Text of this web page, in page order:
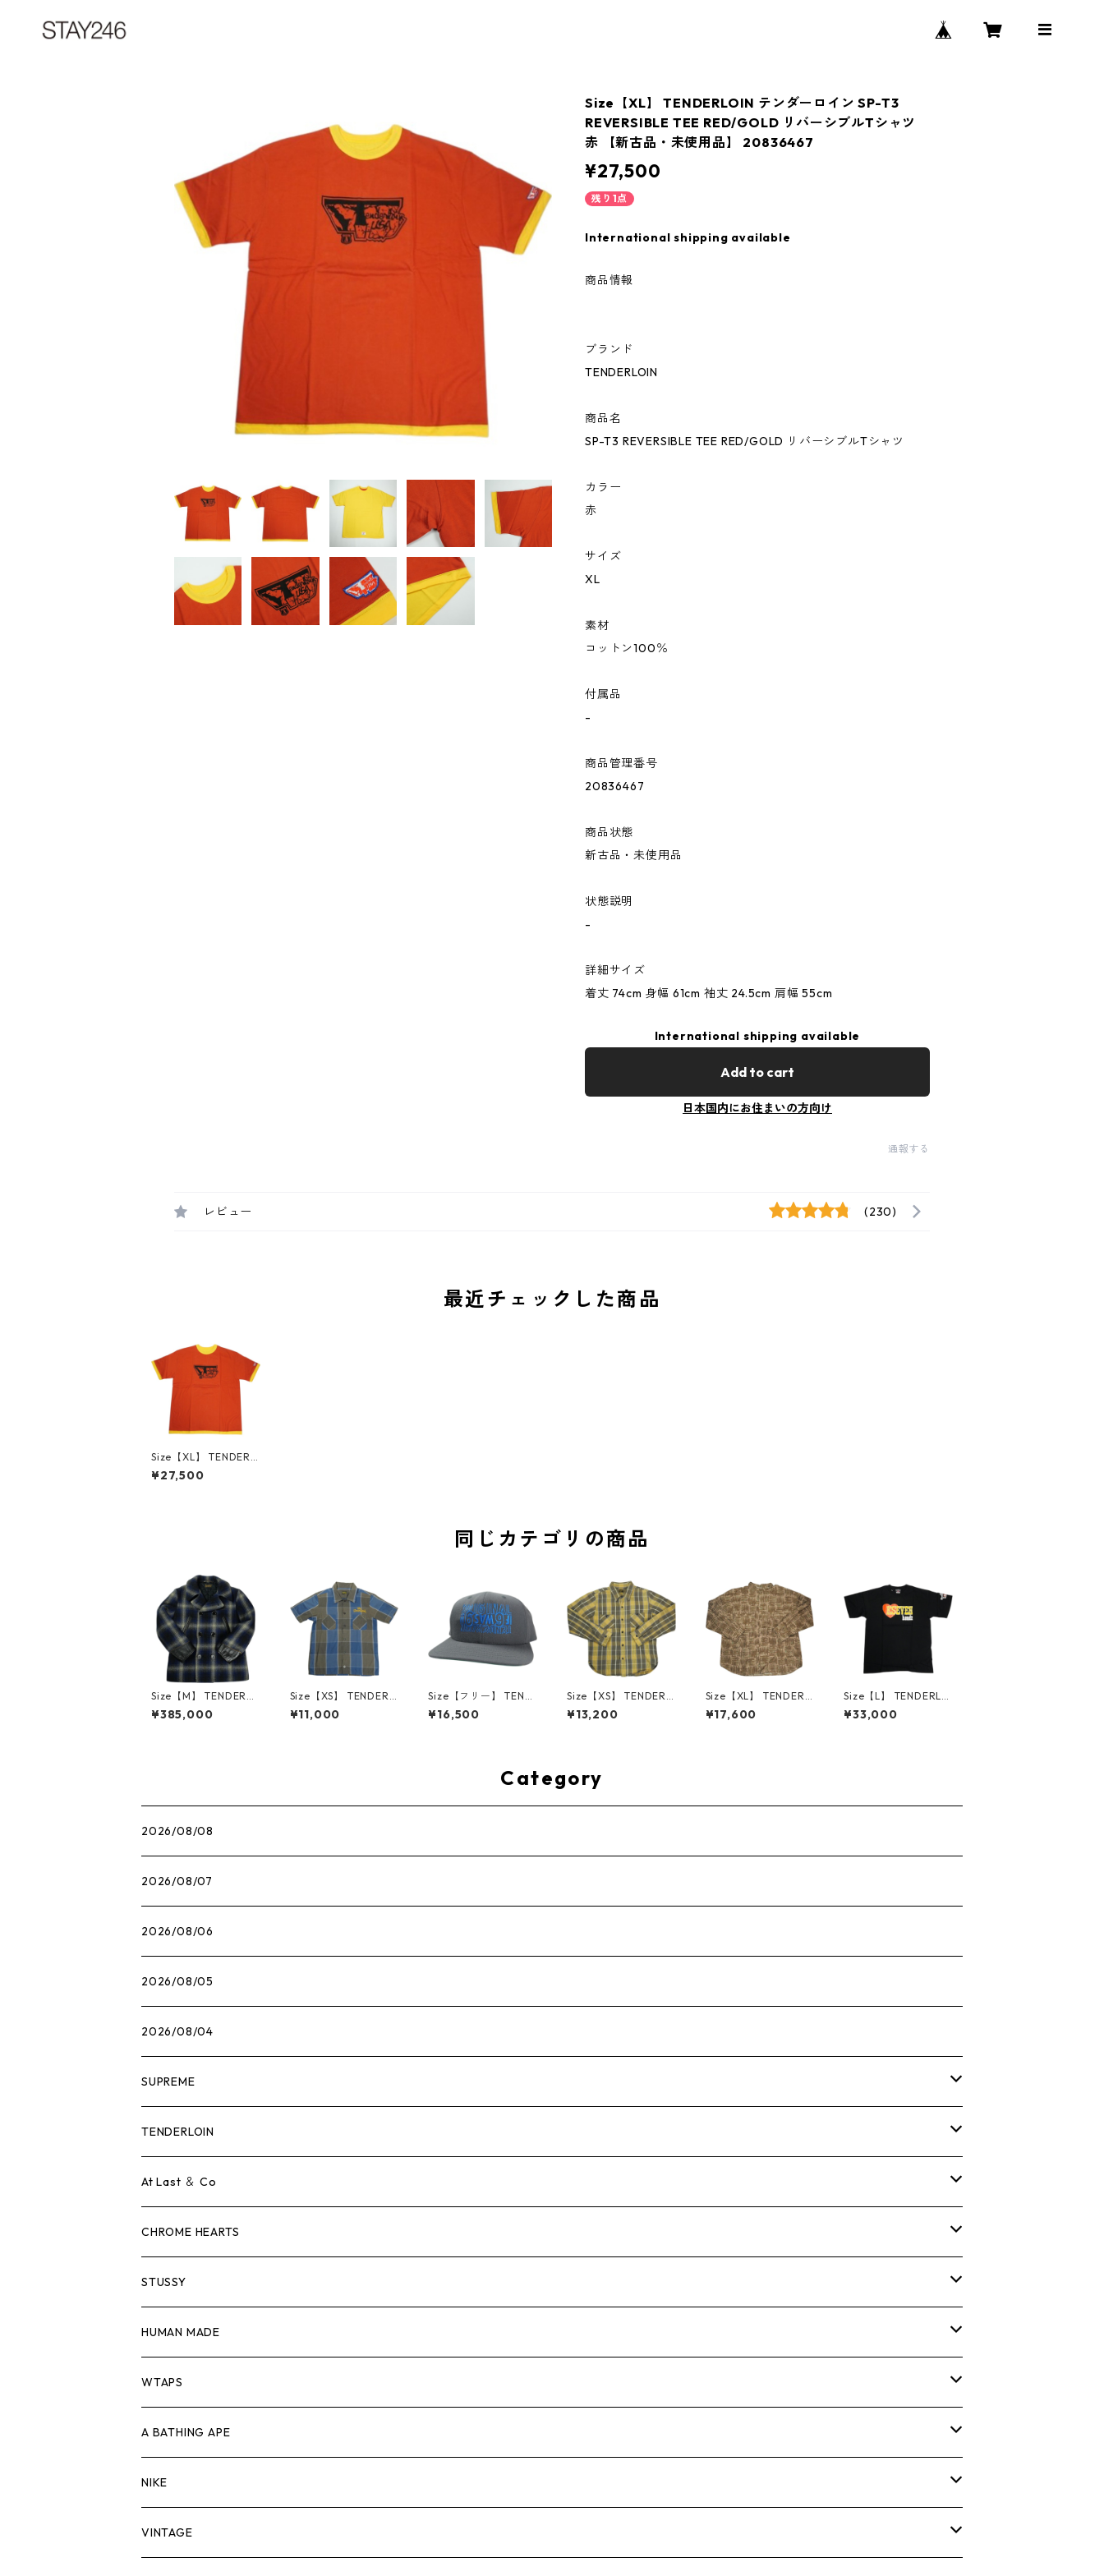
Size【XL】 TENDERLOIN テンダーロイン SP-T3
REVERSIBLE TEE RED/GOLD リバーシブルTシャツ
赤 【新古品・未使用品】 20836467
¥27,500
残り1点
International shipping available
商品情報
ブランド
TENDERLOIN
商品名
SP-T3 REVERSIBLE TEE RED/GOLD リバーシブルTシャツ
カラー
赤
サイズ
XL
素材
コットン100％
付属品
-
商品管理番号
20836467
商品状態
新古品・未使用品
状態説明
-
詳細サイズ
着丈 74cm 身幅 61cm 袖丈 24.5cm 肩幅 55cm
International shipping available
Add to cart
日本国内にお住まいの方向け
通報する
レビュー (230)
最近チェックした商品
Size【XL】 TENDERL
OIN テンダーロイン S
P-T3 REVERSIBLE TE
¥27,500
同じカテゴリの商品
Size【M】 TENDERL
OIN テンダーロイン 0
9AW T-PEA COAT T-
¥385,000
Size【XS】 TENDERL
OIN テンダーロイン T
-POLY SHT S/S BLUE/
¥11,000
Size【フリー】 TEND
ERLOIN テンダーロイ
ン 直営店限定CAP 69
¥16,500
Size【XS】 TENDERL
OIN テンダーロイン T
-HEAVY FLANNEL SH
¥13,200
Size【XL】 TENDERL
OIN テンダーロイン S
TAND SHT PRINT AS
¥17,600
Size【L】 TENDERLOI
N テンダーロイン K7H
EADZ TEE SHIRTS BLA
¥33,000
Category
2026/08/08
2026/08/07
2026/08/06
2026/08/05
2026/08/04
SUPREME
Tシャツ
ロンTEE
スウェット/ニット
シャツ
ジャケット
パンツ
キャップ・ハット
バッグ
シューズ
TENDERLOIN
Tシャツ
ロンTEE
スウェット/ニット
シャツ
ジャケット
パンツ
キャップ・ハット
バッグ
At Last ＆ Co
Tシャツ
ロンTEE
スウェット/ニット
シャツ
ジャケット
パンツ
キャップ・ハット
CHROME HEARTS
Tシャツ
ロンTEE
スウェット/ニット
シャツ
ジャケット
パンツ
STUSSY
Tシャツ
ロンTEE
スウェット/ニット
シャツ
ジャケット
HUMAN MADE
Tシャツ
ロンT
スウェット/ニット
シャツ
WTAPS
Tシャツ
ロンTEE
スウェット/ニット
A BATHING APE
Tシャツ
ロンTEE
NIKE
シューズ
VINTAGE